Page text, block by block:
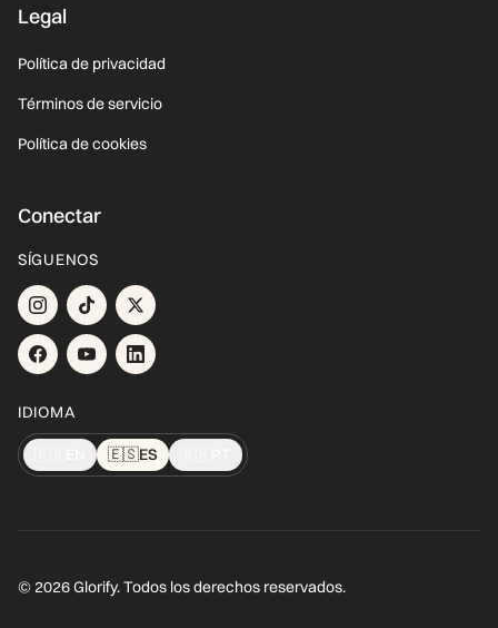
Legal
Política de privacidad
Términos de servicio
Política de cookies
Conectar
SÍGUENOS
IDIOMA
🇪🇸ES
© 2026 Glorify. Todos los derechos reservados.